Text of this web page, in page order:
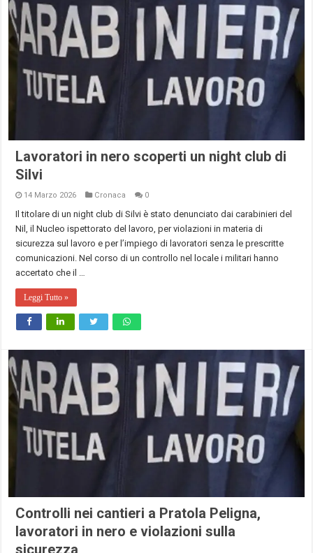
Lavoratori in nero scoperti un night club di
Silvi
14 Marzo 2026 Cronaca 0
Il titolare di un night club di Silvi è stato denunciato dai carabinieri del
Nil, il Nucleo ispettorato del lavoro, per violazioni in materia di
sicurezza sul lavoro e per l’impiego di lavoratori senza le prescritte
comunicazioni. Nel corso di un controllo nel locale i militari hanno
accertato che il …
Leggi Tutto »
Controlli nei cantieri a Pratola Peligna,
lavoratori in nero e violazioni sulla